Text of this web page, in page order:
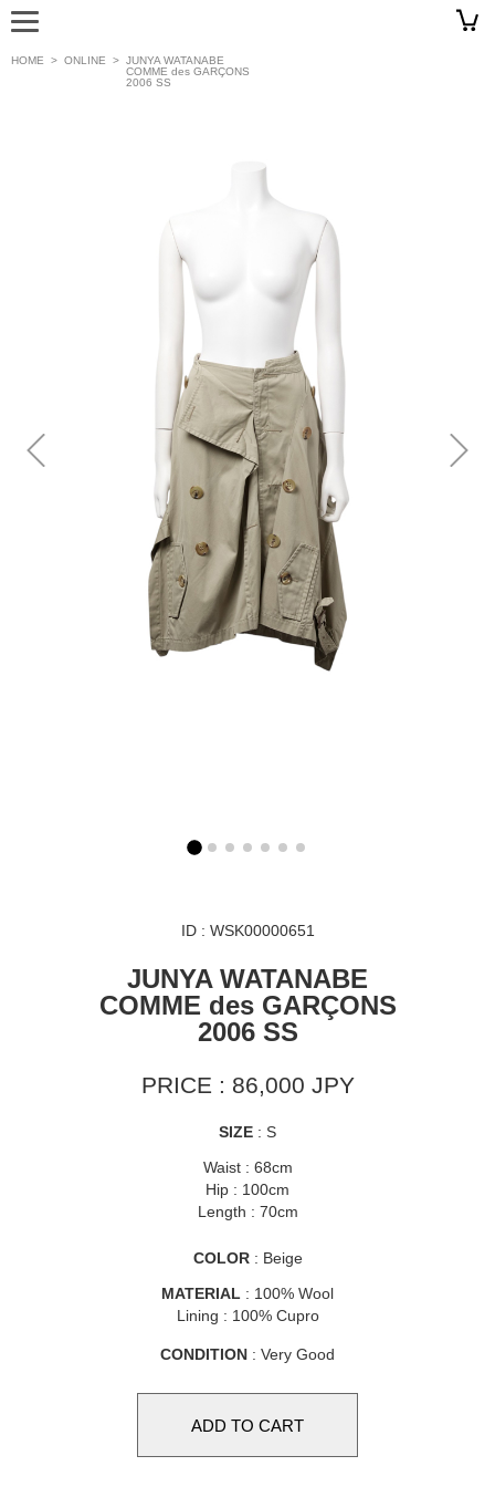
HOME > ONLINE > JUNYA WATANABE
COMME des GARÇONS
2006 SS
ID : WSK00000651
JUNYA WATANABE
COMME des GARÇONS
2006 SS
PRICE : 86,000 JPY
SIZE : S
Waist : 68cm
Hip : 100cm
Length : 70cm
COLOR: Beige
MATERIAL : 100% Wool
Lining : 100% Cupro
CONDITION : Very Good